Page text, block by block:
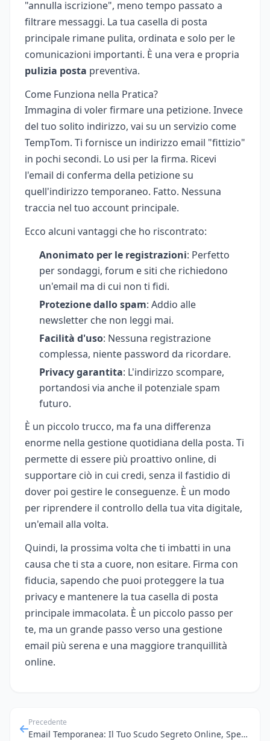
"annulla iscrizione", meno tempo passato a
filtrare messaggi. La tua casella di posta
principale rimane pulita, ordinata e solo per le
comunicazioni importanti. È una vera e propria
pulizia posta preventiva.
Come Funziona nella Pratica?
Immagina di voler firmare una petizione. Invece
del tuo solito indirizzo, vai su un servizio come
TempTom. Ti fornisce un indirizzo email "fittizio"
in pochi secondi. Lo usi per la firma. Ricevi
l'email di conferma della petizione su
quell'indirizzo temporaneo. Fatto. Nessuna
traccia nel tuo account principale.
Ecco alcuni vantaggi che ho riscontrato:
Anonimato per le registrazioni: Perfetto
per sondaggi, forum e siti che richiedono
un'email ma di cui non ti fidi.
Protezione dallo spam: Addio alle
newsletter che non leggi mai.
Facilità d'uso: Nessuna registrazione
complessa, niente password da ricordare.
Privacy garantita: L'indirizzo scompare,
portandosi via anche il potenziale spam
futuro.
È un piccolo trucco, ma fa una differenza
enorme nella gestione quotidiana della posta. Ti
permette di essere più proattivo online, di
supportare ciò in cui credi, senza il fastidio di
dover poi gestire le conseguenze. È un modo
per riprendere il controllo della tua vita digitale,
un'email alla volta.
Quindi, la prossima volta che ti imbatti in una
causa che ti sta a cuore, non esitare. Firma con
fiducia, sapendo che puoi proteggere la tua
privacy e mantenere la tua casella di posta
principale immacolata. È un piccolo passo per
te, ma un grande passo verso una gestione
email più serena e una maggiore tranquillità
online.
Precedente
Email Temporanea: Il Tuo Scudo Segreto Online, Specialmente in Viaggio!